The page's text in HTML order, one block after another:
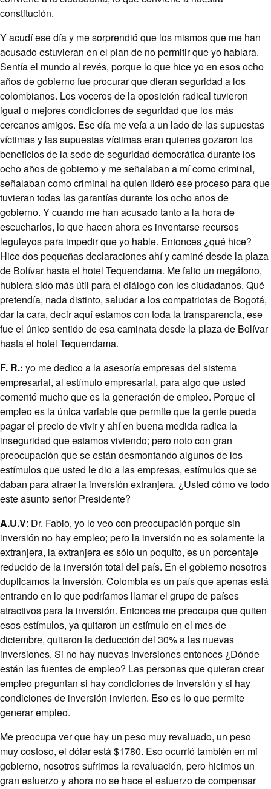
constitución.
Y acudí ese día y me sorprendió que los mismos que me han
acusado estuvieran en el plan de no permitir que yo hablara.
Sentía el mundo al revés, porque lo que hice yo en esos ocho
años de gobierno fue procurar que dieran seguridad a los
colombianos. Los voceros de la oposición radical tuvieron
igual o mejores condiciones de seguridad que los más
cercanos amigos. Ese día me veía a un lado de las supuestas
víctimas y las supuestas víctimas eran quienes gozaron los
beneficios de la sede de seguridad democrática durante los
ocho años de gobierno y me señalaban a mí como criminal,
señalaban como criminal ha quien lideró ese proceso para que
tuvieran todas las garantías durante los ocho años de
gobierno. Y cuando me han acusado tanto a la hora de
escucharlos, lo que hacen ahora es inventarse recursos
leguleyos para impedir que yo hable. Entonces ¿qué hice?
Hice dos pequeñas declaraciones ahí y caminé desde la plaza
de Bolívar hasta el hotel Tequendama. Me falto un megáfono,
hubiera sido más útil para el diálogo con los ciudadanos. Qué
pretendía, nada distinto, saludar a los compatriotas de Bogotá,
dar la cara, decir aquí estamos con toda la transparencia, ese
fue el único sentido de esa caminata desde la plaza de Bolívar
hasta el hotel Tequendama.
F. R.: yo me dedico a la asesoría empresas del sistema
empresarial, al estímulo empresarial, para algo que usted
comentó mucho que es la generación de empleo. Porque el
empleo es la única variable que permite que la gente pueda
pagar el precio de vivir y ahí en buena medida radica la
inseguridad que estamos viviendo; pero noto con gran
preocupación que se están desmontando algunos de los
estímulos que usted le dio a las empresas, estímulos que se
daban para atraer la inversión extranjera. ¿Usted cómo ve todo
este asunto señor Presidente?
A.U.V: Dr. Fabio, yo lo veo con preocupación porque sin
inversión no hay empleo; pero la inversión no es solamente la
extranjera, la extranjera es sólo un poquito, es un porcentaje
reducido de la inversión total del país. En el gobierno nosotros
duplicamos la inversión. Colombia es un país que apenas está
entrando en lo que podríamos llamar el grupo de países
atractivos para la inversión. Entonces me preocupa que quiten
esos estímulos, ya quitaron un estímulo en el mes de
diciembre, quitaron la deducción del 30% a las nuevas
inversiones. Si no hay nuevas inversiones entonces ¿Dónde
están las fuentes de empleo? Las personas que quieran crear
empleo preguntan si hay condiciones de inversión y si hay
condiciones de inversión invierten. Eso es lo que permite
generar empleo.
Me preocupa ver que hay un peso muy revaluado, un peso
muy costoso, el dólar está $1780. Eso ocurrió también en mi
gobierno, nosotros sufrimos la revaluación, pero hicimos un
gran esfuerzo y ahora no se hace el esfuerzo de compensar